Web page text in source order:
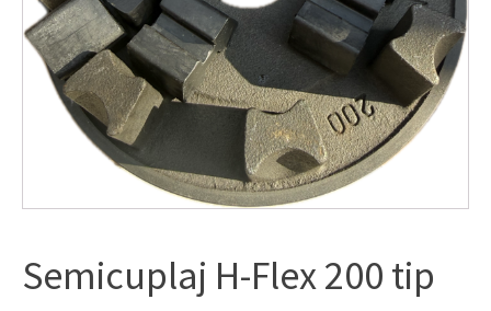
Semicuplaj H-Flex 200 tip